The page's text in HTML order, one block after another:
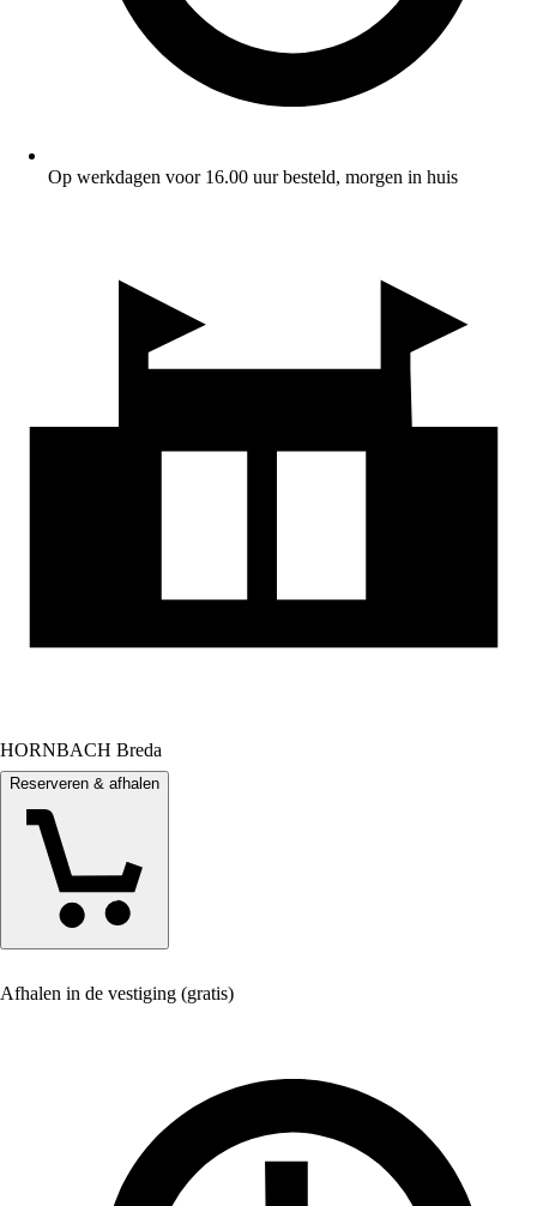
Op werkdagen voor 16.00 uur besteld, morgen in huis
HORNBACH Breda
Reserveren & afhalen
Afhalen in de vestiging (gratis)